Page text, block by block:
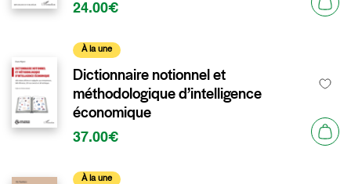
24.00€
À la une
Dictionnaire notionnel et
méthodologique d’intelligence
économique
37.00€
À la une